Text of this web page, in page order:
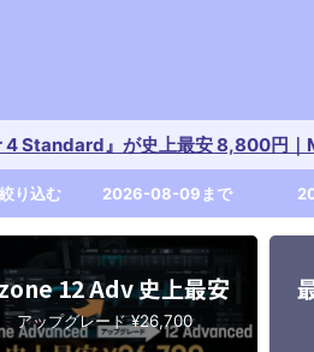
Standard』が史上最安 8,800円｜
り込む 2026-08-09まで
12 Adv 史上最安
アップグレード ¥26,700